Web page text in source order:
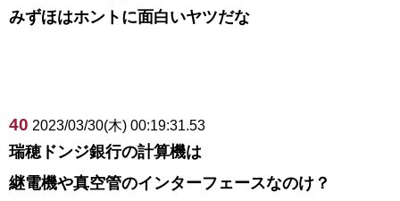
みずほはホントに面白いヤツだな
40 2023/03/30(木) 00:19:31.53
瑞穂ドンジ銀行の計算機は
継電機や真空管のインターフェースなのけ？